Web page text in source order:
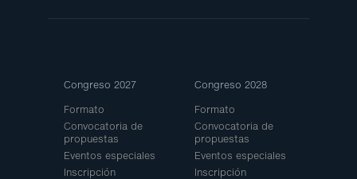
Map
Congreso 2027
Formato
Convocatoria de
propuestas
Eventos especiales
Inscripción
Congreso 2028
Formato
Convocatoria de
propuestas
Eventos especiales
Inscripción